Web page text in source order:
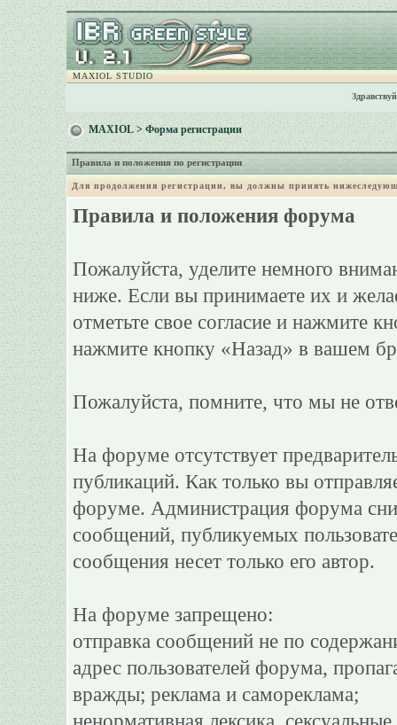
MAXIOL STUDIO
MAXIOL> Форма регистрации
Правила и положения по регистрации
Для продолжения регистрации, вы должны принять
Правила и положения форума
Пожалуйста, уделите немного
ниже. Если вы принимаете их и
отметьте свое согласие и нажмите
нажмите кнопку «Назад» в вашем
Пожалуйста, помните, что мы не
На форуме отсутствует
публикаций. Как только вы
форуме. Администрация форума
сообщений, публикуемых
сообщения несет только его автор.
На форуме запрещено:
отправка сообщений не по
адрес пользователей форума,
вражды; реклама и самореклама;